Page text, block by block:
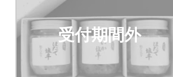
受付期間外